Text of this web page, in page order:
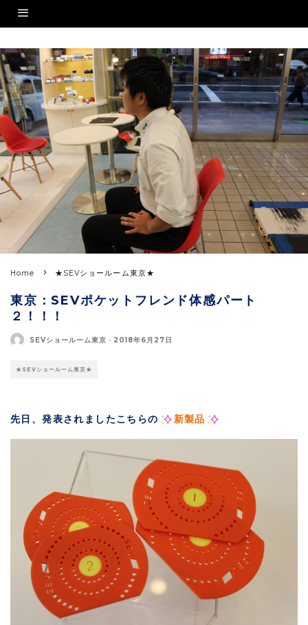
Home ★SEVショールーム東京★
東京：SEVポケットフレンド体感パート
２！！！
SEVショールーム東京 · 2018年6月27日
★SEVショールーム東京★
先日、発表されましたこちらの 新製品